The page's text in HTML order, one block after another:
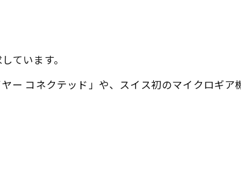
ています。
ー コネクテッド」や、スイス初のマイクロギ